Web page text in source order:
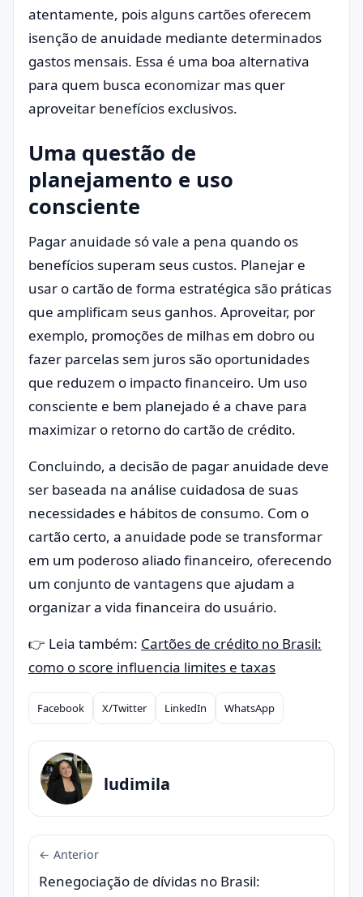
atentamente, pois alguns cartões oferecem
isenção de anuidade mediante determinados
gastos mensais. Essa é uma boa alternativa
para quem busca economizar mas quer
aproveitar benefícios exclusivos.
Uma questão de
planejamento e uso
consciente
Pagar anuidade só vale a pena quando os
benefícios superam seus custos. Planejar e
usar o cartão de forma estratégica são práticas
que amplificam seus ganhos. Aproveitar, por
exemplo, promoções de milhas em dobro ou
fazer parcelas sem juros são oportunidades
que reduzem o impacto financeiro. Um uso
consciente e bem planejado é a chave para
maximizar o retorno do cartão de crédito.
Concluindo, a decisão de pagar anuidade deve
ser baseada na análise cuidadosa de suas
necessidades e hábitos de consumo. Com o
cartão certo, a anuidade pode se transformar
em um poderoso aliado financeiro, oferecendo
um conjunto de vantagens que ajudam a
organizar a vida financeira do usuário.
👉 Leia também: Cartões de crédito no Brasil:
como o score influencia limites e taxas
Compartilhar
Facebook X/Twitter LinkedIn WhatsApp
ludimila
← Anterior
Renegociação de dívidas no Brasil: